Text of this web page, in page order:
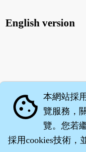
English version
cookie 本網站採
覽服務，
覽。您若
採用cookies技術，